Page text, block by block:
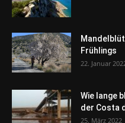
Frühlings
22. Januar
Wie lange
der Costa
25. März 2022